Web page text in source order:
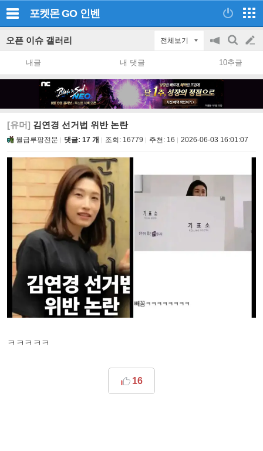
포켓몬 GO 인벤
오픈 이슈 갤러리 전체보기
공
지
on/off
검
색
글
쓰
내글 내 댓글 10추글
[유머] 김연경 선거법 위반 논란
월급루팡전문 댓글: 17 개 조회: 16779 추천: 16 2026-06-03 16:01:07
ㅋㅋㅋㅋㅋ
16